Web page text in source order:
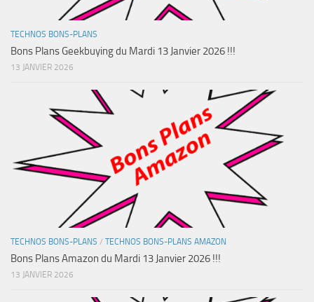
TECHNOS BONS-PLANS
Bons Plans Geekbuying du Mardi 13 Janvier 2026 !!!
13 JANVIER 2026
TECHNOS BONS-PLANS / TECHNOS BONS-PLANS AMAZON
Bons Plans Amazon du Mardi 13 Janvier 2026 !!!
13 JANVIER 2026